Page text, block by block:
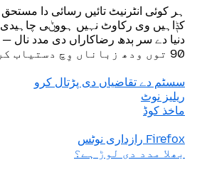
ہر کوئی انٹرنیٹ تائیں رسائی دا
کݙاہیں وی رکاوٹ نہیں ہووݨی
90 توں ودھ زباناں وِچ دستیاب کرویندے ہیں۔
سسٹم دے تقاضیاں دی پڑتال کرو
ریلیز نوٹ
ماخذ کوڈ
Firefox رازداری نوٹس
بھلا مدد دی لوڑ ہے؟